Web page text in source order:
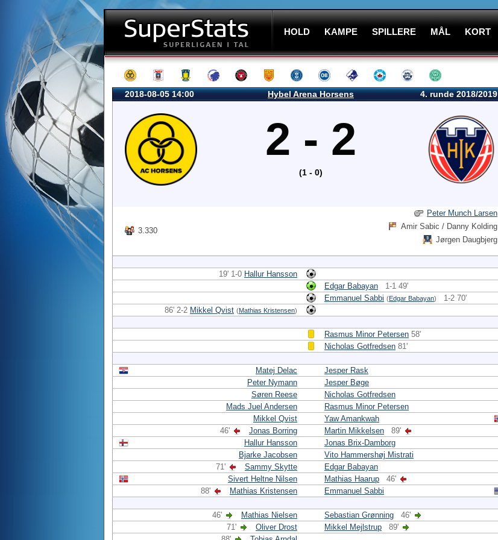
HOLD KAMPE SPILLERE MÅL KORT
2018-08-05 14:00 Hybel Arena Horsens 4. runde 2018/2019
2 - 2
(1 - 0)
3.330
Peter Munch Larsen
Amir Sabic / Danny Kolding
Jørgen Daugbjerg
19' 1-0 Hallur Hansson
Edgar Babayan
1-1 49'
Emmanuel Sabbi (Edgar Babayan)
1-2 70'
86' 2-2 Mikkel Qvist (Mathias Kristensen)
Rasmus Minor Petersen 58'
Nicholas Gotfredsen 81'
Matej Delac
Jesper Rask
Peter Nymann
Jesper Bøge
Søren Reese
Nicholas Gotfredsen
Mads Juel Andersen
Rasmus Minor Petersen
Mikkel Qvist
Yaw Amankwah
46'
Jonas Borring Martin Mikkelsen
89'
Hallur Hansson
Jonas Brix-Damborg
Bjarke Jacobsen
Vito Hammershøj Mistrati
71'
Sammy Skytte
Edgar Babayan
Sivert Heltne Nilsen
Mathias Haarup
46'
88'
Mathias Kristensen Emmanuel Sabbi
46' Mathias Nielsen Sebastian Grønning
46'
71'
Oliver Drost Mikkel Mejlstrup
89'